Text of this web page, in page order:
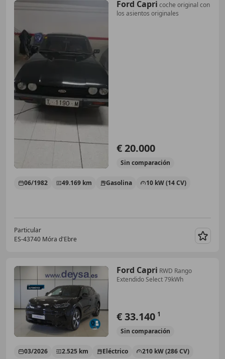
Ford Capri coche original con
los asientos originales
€ 20.000
Sin comparación
06/1982 49.169 km Gasolina 10 kW (14 CV)
Particular
ES-43740 Móra d'Ebre
Ford Capri RWD Rango
Extendido Select 79kWh
€ 33.140 1
Sin comparación
03/2026 2.525 km Eléctrico 210 kW (286 CV)